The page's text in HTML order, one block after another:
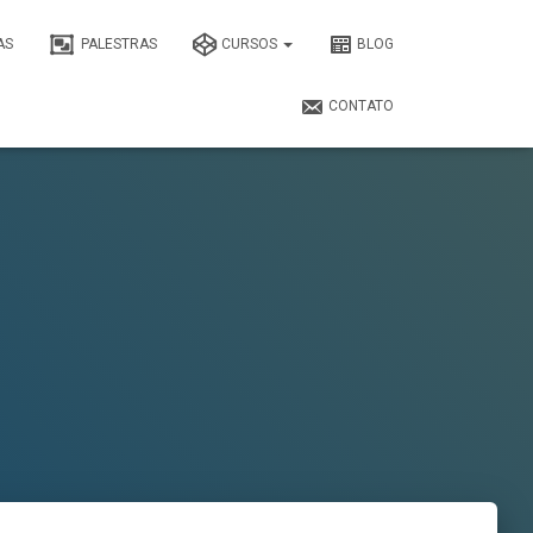
PALESTRAS CURSOS BLOG
CONTATO